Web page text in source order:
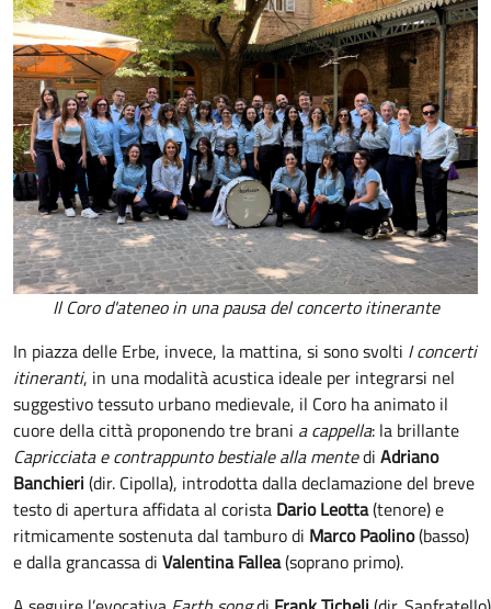
Il Coro d'ateneo in una pausa del concerto itinerante
In piazza delle Erbe, invece, la mattina, si sono svolti I concerti
itineranti, in una modalità acustica ideale per integrarsi nel
suggestivo tessuto urbano medievale, il Coro ha animato il
cuore della città proponendo tre brani a cappella: la brillante
Capricciata e contrappunto bestiale alla mentedi Adriano
Banchieri (dir. Cipolla), introdotta dalla declamazione del breve
testo di apertura affidata al corista Dario Leotta(tenore) e
ritmicamente sostenuta dal tamburo di Marco Paolino(basso)
e dalla grancassa di Valentina Fallea(soprano primo).